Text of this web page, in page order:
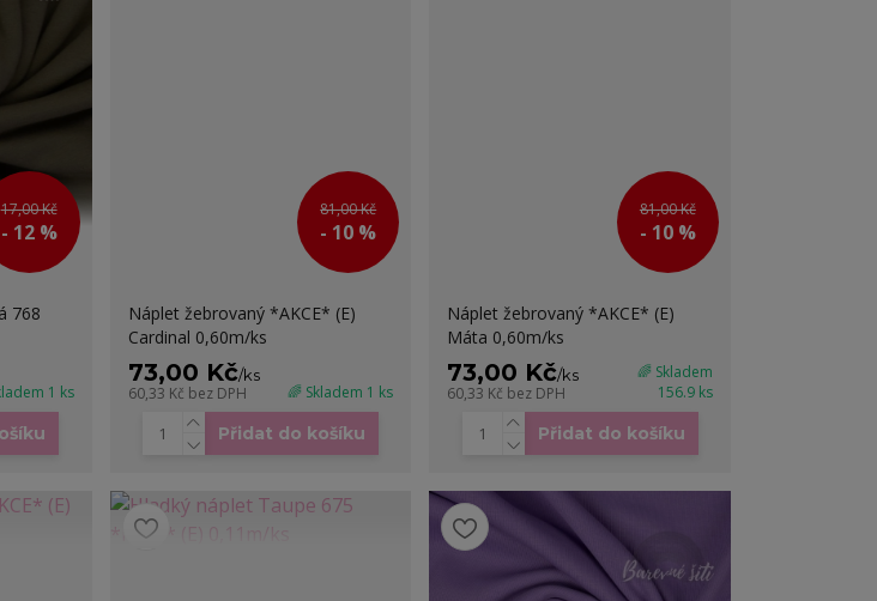
17,00 Kč
- 12 %
768
1 ks
81,00 Kč
- 10 %
Náplet žebrovaný *AKCE* (E)
Cardinal 0,60m/ks
73,00 Kč/ks
60,33 Kč bez DPH 🌈 Skladem 1 ks
Přidat do košíku
81,00 Kč
- 10 %
Náplet žebrovaný *AKCE* (E)
Máta 0,60m/ks
73,00 Kč/ks
60,33 Kč bez DPH
🌈 Skladem
156.9 ks
Přidat do košíku